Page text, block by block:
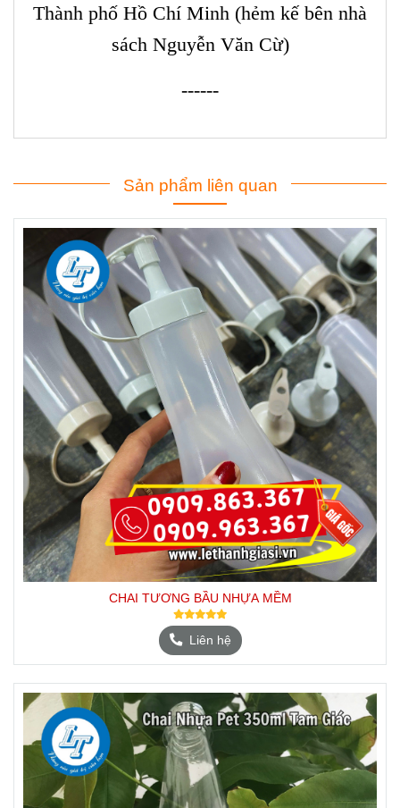
Thành phố Hồ Chí Minh (hẻm kế bên nhà
sách Nguyễn Văn Cừ)
------
Sản phẩm liên quan
CHAI TƯƠNG BẦU NHỰA MỀM
Liên hệ